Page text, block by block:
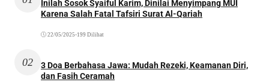
Inilah Sosok Syaiful Karim, Dinilai Menyimpang MUI
Karena Salah Fatal Tafsiri Surat Al-Qariah
22/05/2025 •199 Dilihat
02
3 Doa Berbahasa Jawa: Mudah Rezeki, Keamanan Diri,
dan Fasih Ceramah